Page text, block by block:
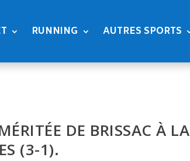
RUNNING AUTRES SPORTS
DE BRISSAC À LA
(3-1).